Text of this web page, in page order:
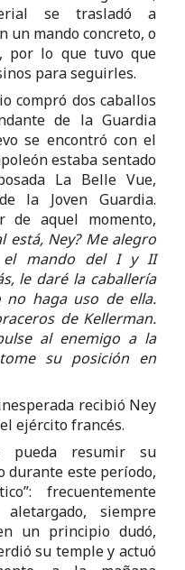
se trasladó a
un mando concreto, o
por lo que tuvo que
para seguirles.
compró dos caballos
de la Guardia
se encontró con el
estaba sentado
La Belle Vue,
la Joven Guardia.
de aquel momento,
está, Ney? Me alegro
el mando del I y II
le daré la caballería
haga uso de ella.
de Kellerman.
al enemigo a la
su posición en
recibió Ney
ejército francés.
resumir su
durante este período,
frecuentemente
siempre
un principio dudó,
su temple y actuó